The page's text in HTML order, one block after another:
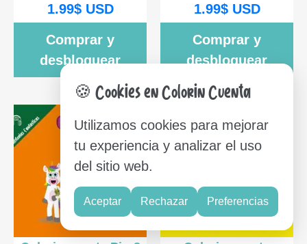
1.99$USD
Comprar y
desbloquear
1.99$USD
Comprar y
desbloquear
🍪 Cookies en Colorin Cuenta
Utilizamos cookies para mejorar
tu experiencia y analizar el uso
del sitio web.
Aceptar Rechazar Preferencias